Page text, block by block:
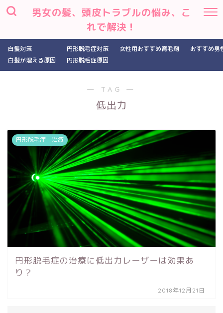
男女の髪、頭皮トラブルの悩み、こ
れで解決！
白髪対策
白髪が増える原因
円形脱毛症対策
円形脱毛症原因
女性用おすすめ育毛剤 おすすめ男
― TAG ―
低出力
円形脱毛症 治療
円形脱毛症の治療に低出力レーザーは効果あ
り？
2018年12月21日